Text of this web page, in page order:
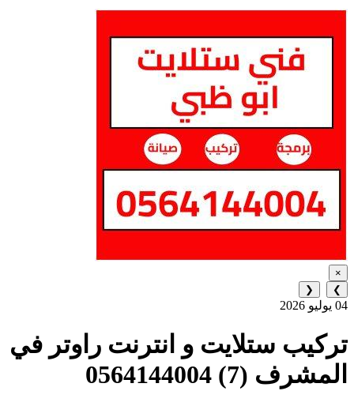
×
❯
❮
04 يوليو 2026
تركيب ستلايت و انترنت راوتر في
المشرف (7) 0564144004